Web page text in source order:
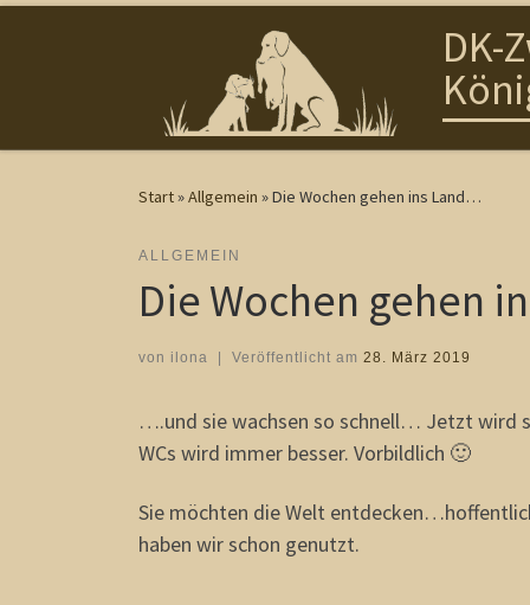
DK-
Start»Allgemein »Die Wochen gehen ins Land…
ALLGEMEIN
Die Wochen gehen
von ilona Veröffentlicht am 28. März 2019
….und sie wachsen so schnell… Jetzt wird
WCs wird immer besser. Vorbildlich 🙂
Sie möchten die Welt
haben wir schon genutzt.